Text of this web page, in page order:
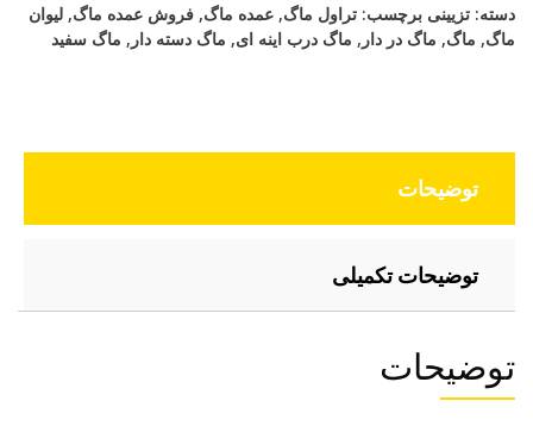
دسته: تزیینی برچسب: تراول ماگ, عمده ماگ, فروش عمده ماگ, لیوان
ماگ, ماگ, ماگ در دار , ماگ درب اینه ای, ماگ دسته دار , ماگ سفید
توضیحات
توضیحات تکمیلی
توضیحات